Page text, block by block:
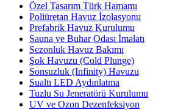
Özel Tasarım Türk Hamamı
Poliüretan Havuz İzolasyonu
Prefabrik Havuz Kurulumu
Sauna ve Buhar Odası İmalatı
Sezonluk Havuz Bakımı
Şok Havuzu (Cold Plunge)
Sonsuzluk (Infinity) Havuzu
Sualtı LED Aydınlatma
Tuzlu Su Jeneratörü Kurulumu
UV ve Ozon Dezenfeksiyon